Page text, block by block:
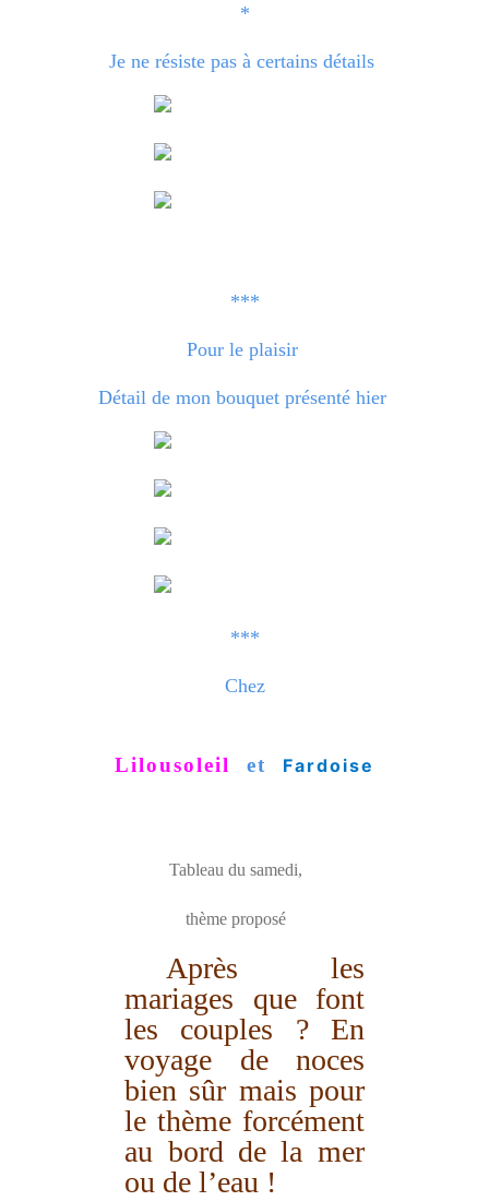
*
Je ne résiste pas à certains détails
***
Pour le plaisir
Détail de mon bouquet présenté hier
***
Chez
Lilousoleil et Fardoise
Tableau du samedi,
thème proposé
Après les
mariages que font
les couples ? En
voyage de noces
bien sûr mais pour
le thème forcément
au bord de la mer
ou de l’eau !